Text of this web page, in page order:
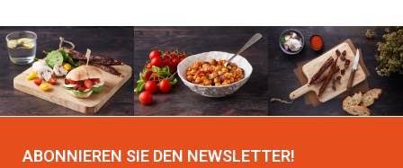
ABONNIEREN SIE DEN NEWSLETTER!